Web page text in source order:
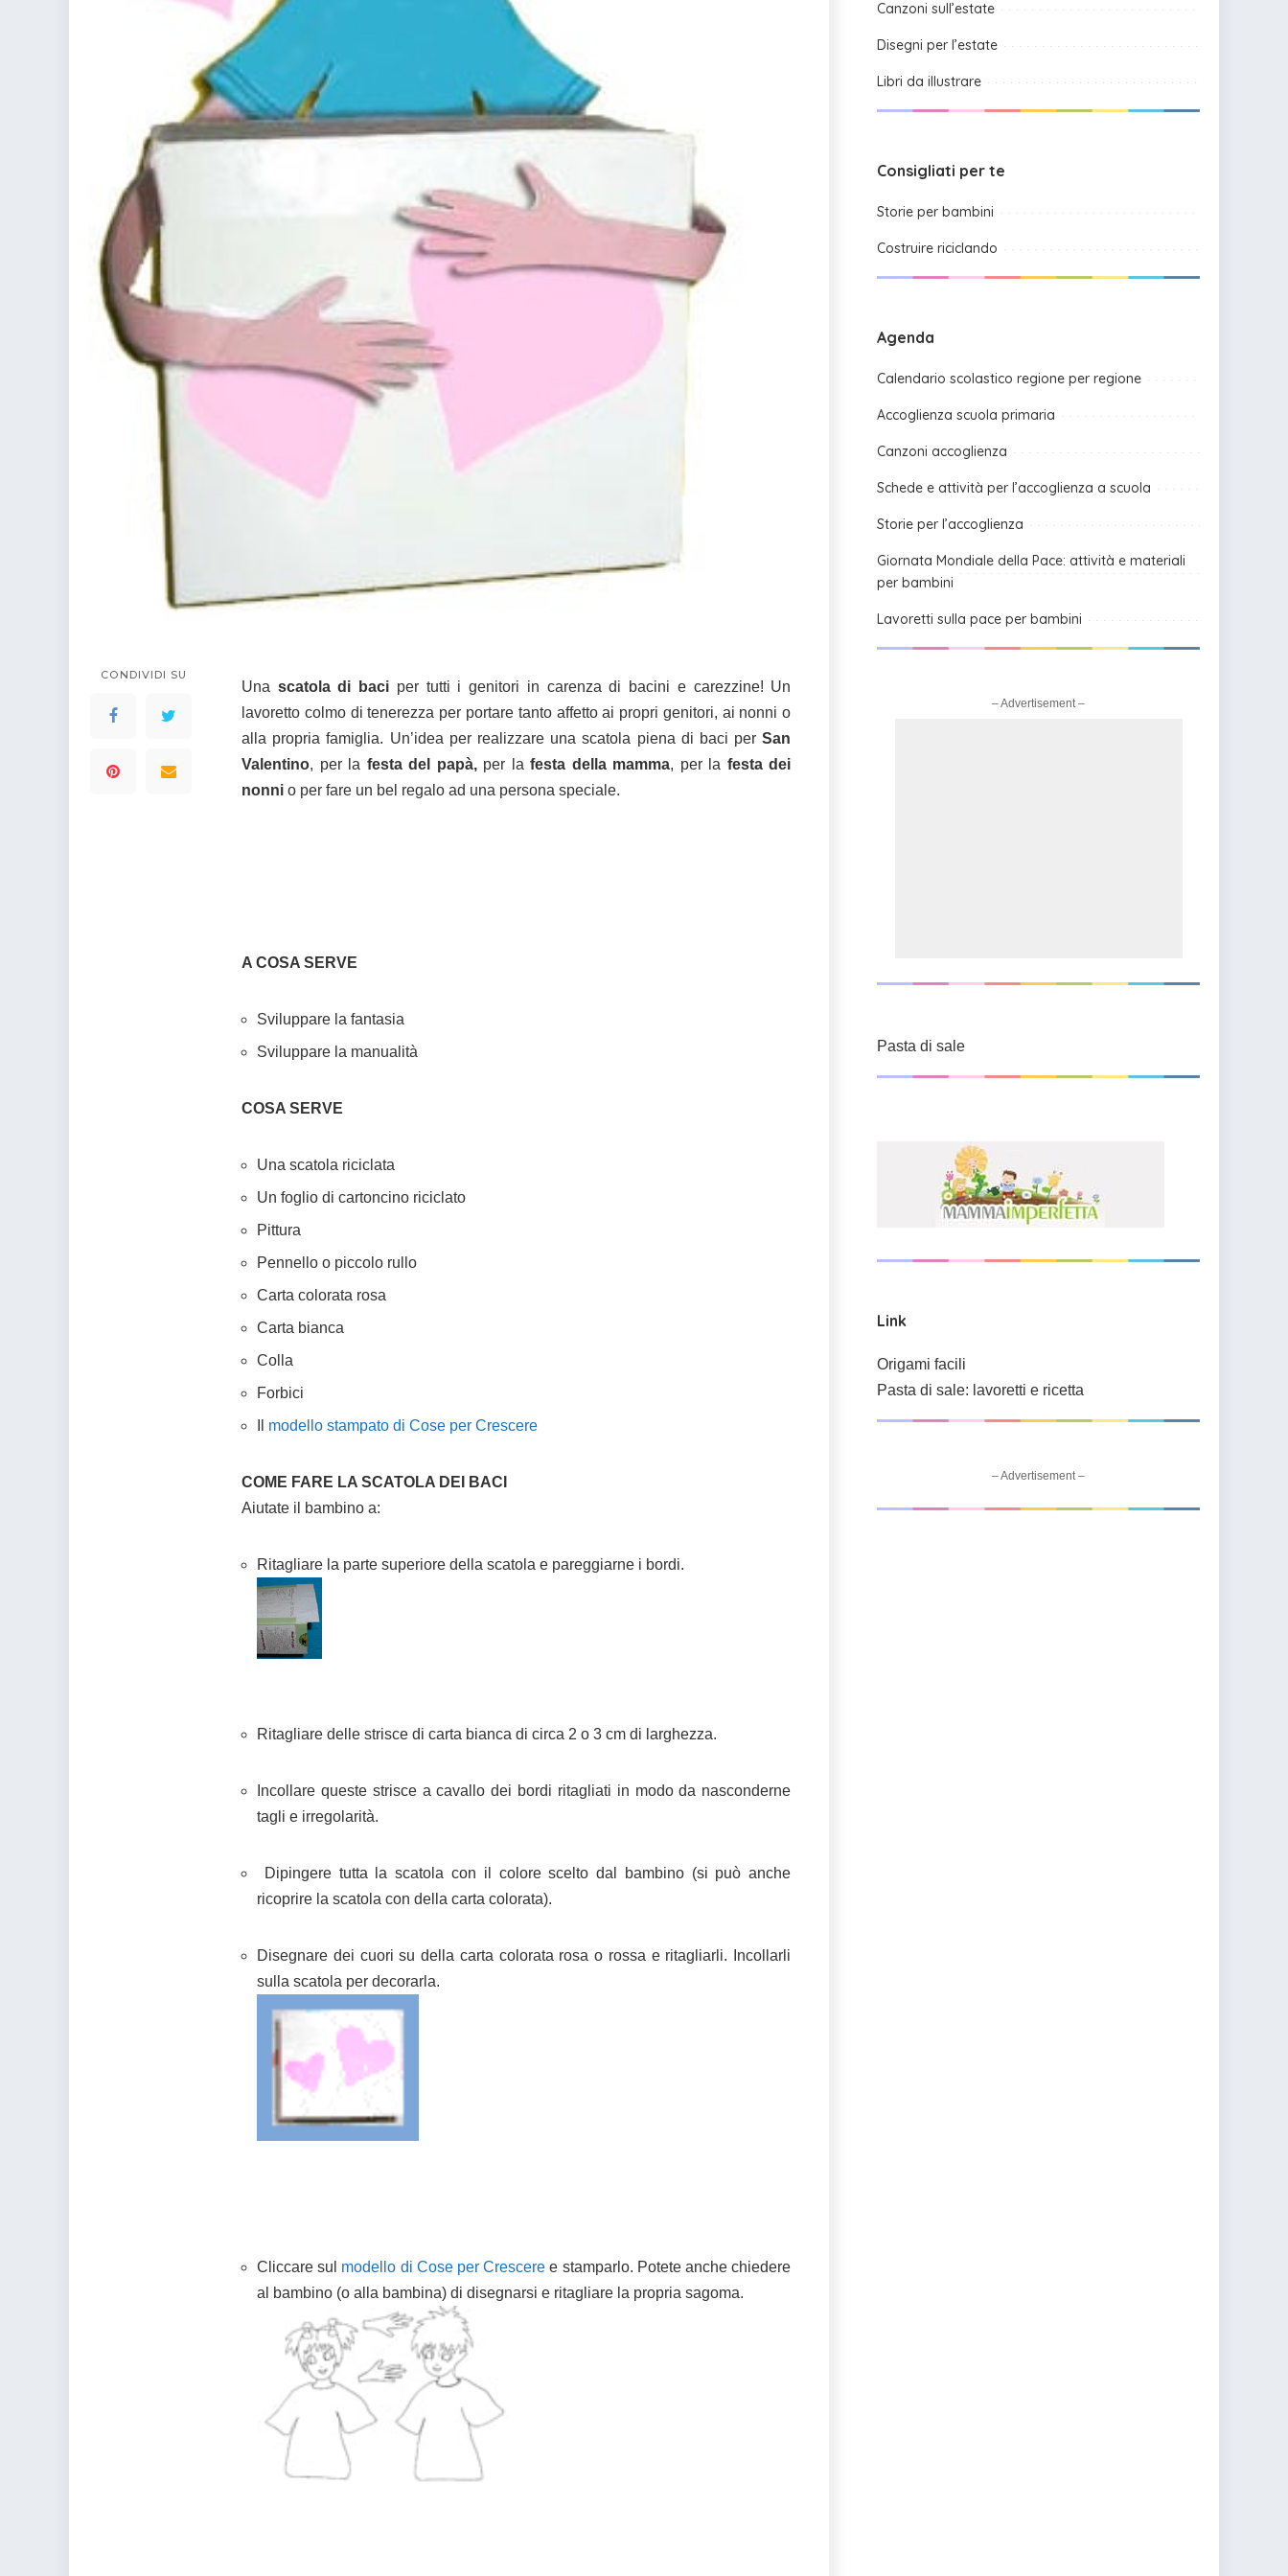
Supereroi da colorare
DIsegni di Avengers da
Disegni per il catechismo
Disegni Kawaii da
colorare
Indovinelli per bambini
CONDIVIDI SU
Una scatola di baci per tutti i genitori in carenza di bacini e carezzine! Un
lavoretto colmo di tenerezza per portare tanto affetto ai propri genitori, ai nonni o
alla propria famiglia. Un’idea per realizzare una scatola piena di baci per San
Valentino, per la festa del papà, per lafesta della mamma, per la festa dei
nonni o per fare un bel regalo ad una persona speciale.
A COSA SERVE
Sviluppare la fantasia
Sviluppare la manualità
COSA SERVE
Una scatola riciclata
Un foglio di cartoncino riciclato
Pittura
Pennello o piccolo rullo
Carta colorata rosa
Carta bianca
Colla
Forbici
modello stampato di Cose per Crescere
COME FARE LA SCATOLA DEI BACI
Aiutate il bambino a:
Ritagliare la parte superiore della scatola e pareggiarne i bordi.
Ritagliare delle strisce di carta bianca di circa 2 o 3 cm di larghezza.
Incollare queste strisce a cavallo dei bordi ritagliati in modo da nasconderne
tagli e irregolarità.
Dipingere tutta la scatola con il colore scelto dal bambino (si può anche
ricoprire la scatola con della carta colorata).
Disegnare dei cuori su della carta colorata rosa o rossa e ritagliarli. Incollarli
sulla scatola per decorarla.
Cliccare sul modello di Cose per Crescere e stamparlo. Potete anche chiedere
al bambino (o alla bambina) di disegnarsi e ritagliare la propria sagoma.
Canzoni sull’estate
Disegni per l’estate
Libri da illustrare
Consigliati per te
Storie per bambini
Costruire riciclando
Agenda
Calendario scolastico regione per regione
Accoglienza scuola primaria
Canzoni accoglienza
Schede e attività per l’accoglienza a scuola
Storie per l’accoglienza
Giornata Mondiale della Pace: attività e materiali
per bambini
Lavoretti sulla pace per bambini
– Advertisement –
Pasta di sale
Link
Origami facili
Pasta di sale: lavoretti e ricetta
– Advertisement –